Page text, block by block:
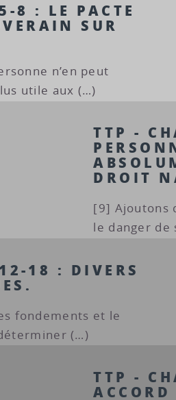
8 : LE PACTE
SUR
n’en peut
utile aux (…)
TTP -
DROIT
[9] Ajoutons
le danger de
18 : DIVERS
fondements et le
(…)
TTP -